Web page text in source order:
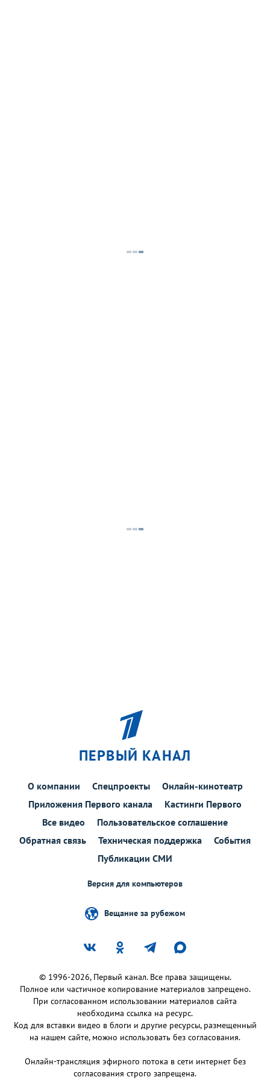
ПЕРВЫЙ КАНАЛ
О компании Спецпроекты
Онлайн-кинотеатр
Приложения Первого канала
Кастинги Первого
Все видео
Пользовательское соглашение
Обратная связь
Техническая поддержка
События
Публикации СМИ
Версия для компьютеров
Вещание за рубежом
© 1996-2026, Первый канал. Все права защищены.
Полное или частичное копирование материалов запрещено.
При согласованном использовании материалов сайта
необходима ссылка на ресурс.
Код для вставки видео в блоги и другие ресурсы, размещенный
на нашем сайте, можно использовать без согласования.
Онлайн-трансляция эфирного потока в сети интернет без
согласования строго запрещена.